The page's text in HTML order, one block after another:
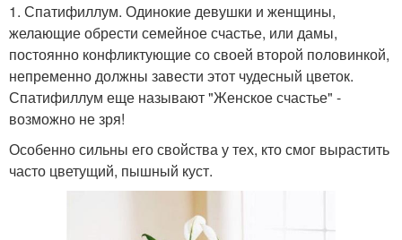
1. Спатифиллум. Одинокие девушки и женщины,
желающие обрести семейное счастье, или дамы,
постоянно конфликтующие со своей второй половинкой,
непременно должны завести этот чудесный цветок.
Спатифиллум еще называют "Женское счастье" -
возможно не зря!
Особенно сильны его свойства у тех, кто смог вырастить
часто цветущий, пышный куст.